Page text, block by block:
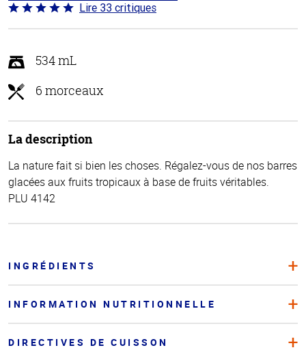
Coté
4.8 sur
Lire 33 critiques
534 mL
6 morceaux
La description
La nature fait si bien les choses. Régalez-vous de nos barres
glacées aux fruits tropicaux à base de fruits véritables.
PLU 4142
INGRÉDIENTS
INFORMATION NUTRITIONNELLE
DIRECTIVES DE CUISSON